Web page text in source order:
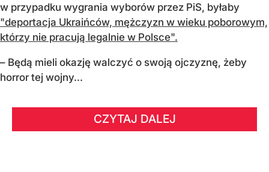
w przypadku wygrania wyborów przez PiS, byłaby
"deportacja Ukraińców, mężczyzn w wieku poborowym,
którzy nie pracują legalnie w Polsce".
– Będą mieli okazję walczyć o swoją ojczyznę, żeby
horror tej wojny...
CZYTAJ DALEJ